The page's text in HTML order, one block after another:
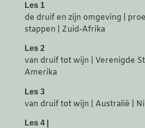
Les 1
de druif en zijn omgeving |
stappen | Zuid-Afrika
Les 2
van druif tot wijn | Verenigde
Amerika
Les 3
van druif tot wijn | Australië |
Les 4 |